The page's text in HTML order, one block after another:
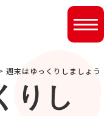
週末はゆっくりしましょう
りし